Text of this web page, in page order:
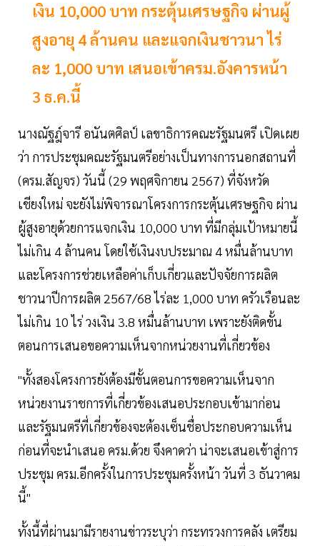
เงิน 10,000 บาท กระตุ้นเศรษฐกิจ ผ่านผู้
สูงอายุ 4 ล้านคน และแจกเงินชาวนา ไร่
ละ 1,000 บาท เสนอเข้าครม.อังคารหน้า
3 ธ.ค.นี้
นางณัฐฎ์จารี อนันตศิลป์ เลขาธิการคณะรัฐมนตรี เปิดเผย
ว่า การประชุมคณะรัฐมนตรีอย่างเป็นทางการนอกสถานที่
(ครม.สัญจร) วันนี้ (29 พฤศจิกายน 2567) ที่จังหวัด
เชียงใหม่ จะยังไม่พิจารณาโครงการกระตุ้นเศรษฐกิจ ผ่าน
ผู้สูงอายุด้วยการแจกเงิน 10,000 บาท ที่มีกลุ่มเป้าหมายนี้
ไม่เกิน 4 ล้านคน โดยใช้เงินงบประมาณ 4 หมื่นล้านบาท
และโครงการช่วยเหลือค่าเก็บเกี่ยวและปัจจัยการผลิต
ชาวนาปีการผลิต 2567/68 ไร่ละ 1,000 บาท ครัวเรือนละ
ไม่เกิน 10 ไร่ วงเงิน 3.8 หมื่นล้านบาท เพราะยังติดขั้น
ตอนการเสนอขอความเห็นจากหน่วยงานที่เกี่ยวข้อง
"ทั้งสองโครงการยังต้องมีขั้นตอนการขอความเห็นจาก
หน่วยงานราชการที่เกี่ยวข้องเสนอประกอบเข้ามาก่อน
และรัฐมนตรีที่เกี่ยวข้องจะต้องเซ็นชื่อประกอบความเห็น
ก่อนที่จะนำเสนอ ครม.ด้วย จึงคาดว่า น่าจะเสนอเข้าสู่การ
ประชุม ครม.อีกครั้งในการประชุมครั้งหน้า วันที่ 3 ธันวาคม
นี้"
ทั้งนี้ที่ผ่านมามีรายงานข่าวระบุว่า กระทรวงการคลัง เตรียม